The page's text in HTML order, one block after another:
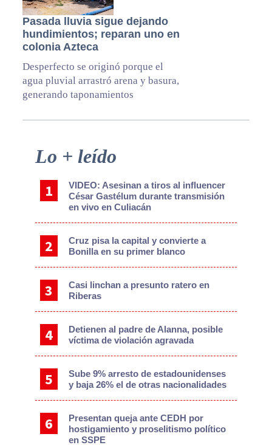
Pasada lluvia sigue dejando
hundimientos; reparan uno en
colonia Azteca
Desperfecto se originó porque el
agua pluvial arrastró arena y basura,
generando taponamientos
Primary
Lo + leído
VIDEO: Asesinan a tiros al influencer
César Gastélum durante transmisión
en vivo en Culiacán
Cruz pisa la capital y convierte a
Bonilla en su primer blanco
Casi linchan a presunto ratero en
Riberas
Detienen al padre de Alanna, posible
víctima de violación agravada
Sube 9% arresto de estadounidenses
y baja 26% el de otras nacionalidades
Presentan queja ante CEDH por
hostigamiento y proselitismo político
en SSPE